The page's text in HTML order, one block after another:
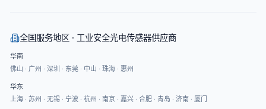
全国服务地区 · 工业安全光电传感器供应商
华南
佛山 · 广州 · 深圳 · 东莞· 中山 · 珠海· 惠州
华东
上海· 苏州 · 无锡· 宁波· 杭州 · 南京· 嘉兴· 合肥· 青岛 · 济南· 厦门